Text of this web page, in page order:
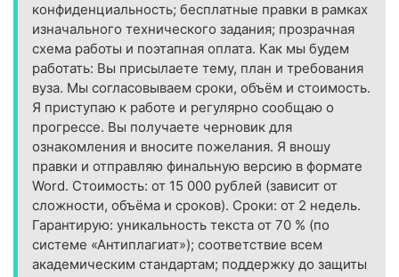
конфиденциальность; бесплатные правки в рамках
изначального технического задания; прозрачная
схема работы и поэтапная оплата. Как мы будем
работать: Вы присылаете тему, план и требования
вуза. Мы согласовываем сроки, объём и стоимость.
Я приступаю к работе и регулярно сообщаю о
прогрессе. Вы получаете черновик для
ознакомления и вносите пожелания. Я вношу
правки и отправляю финальную версию в формате
Word. Стоимость: от 15 000 рублей (зависит от
сложности, объёма и сроков). Сроки: от 2 недель.
Гарантирую: уникальность текста от 70 % (по
системе «Антиплагиат»); соответствие всем
академическим стандартам; поддержку до защиты